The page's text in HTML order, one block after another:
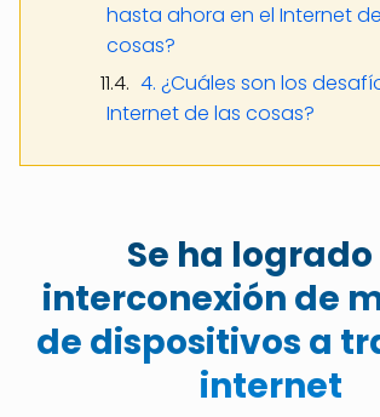
hasta ahora en el Internet
cosas?
4. ¿Cuáles son los
Internet de las cosas?
Se ha
interconexión de
de dispositivos a
internet